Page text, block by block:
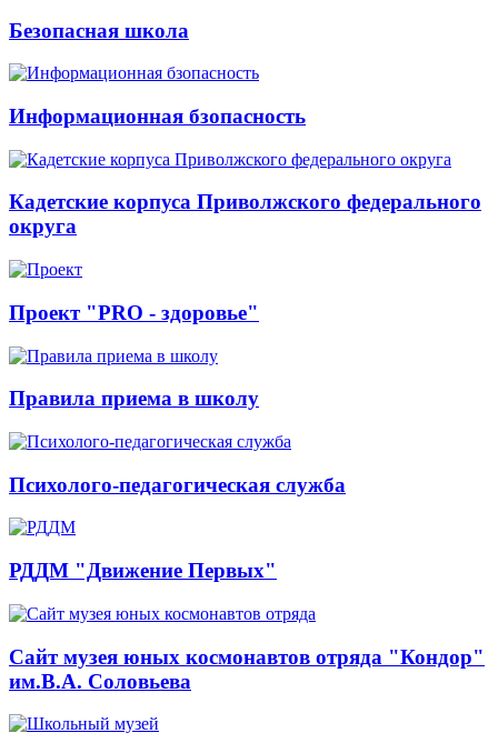
Безопасная школа
Информационная бзопасность
Кадетские корпуса Приволжского федерального
округа
Проект "PRO - здоровье"
Правила приема в школу
Психолого-педагогическая служба
РДДМ "Движение Первых"
Сайт музея юных космонавтов отряда "Кондор"
им.В.А. Соловьева